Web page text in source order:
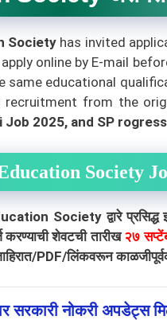
Society has invited
online by E-mail
same educational
from the
Job 2025, and SP
Society
द्वारे प्रसिद्ध
शेवटची तारीख२७
PDF/लिंकवरून
सरकारी नोकरी अपडेट्स